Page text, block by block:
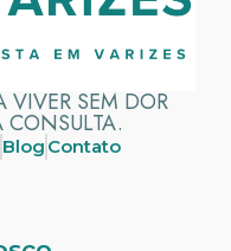
VIVER SEM DOR
Blog Contato